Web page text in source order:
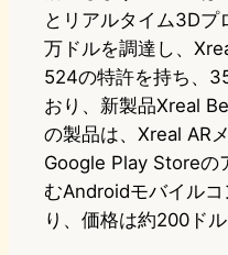
とリアルタイム3D
万ドルを調達し、
524の特許を持ち、
おり、新製品Xreal
の製品は、Xreal AR
Google Play Storeの
むAndroidモバイル
り、価格は約200ドル